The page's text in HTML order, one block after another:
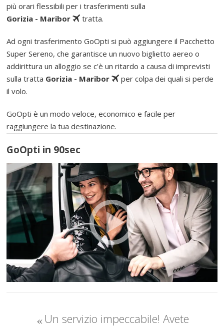
più orari flessibili per i trasferimenti sulla
Gorizia - Maribor
tratta.
Ad ogni trasferimento GoOpti si può aggiungere il Pacchetto
Super Sereno, che garantisce un nuovo biglietto aereo o
addirittura un alloggio se c'è un ritardo a causa di imprevisti
sulla tratta Gorizia - Maribor
per colpa dei quali si perde
il volo.
GoOpti è un modo veloce, economico e facile per
raggiungere la tua destinazione.
GoOpti in 90sec
Un servizio impeccabile! Avete